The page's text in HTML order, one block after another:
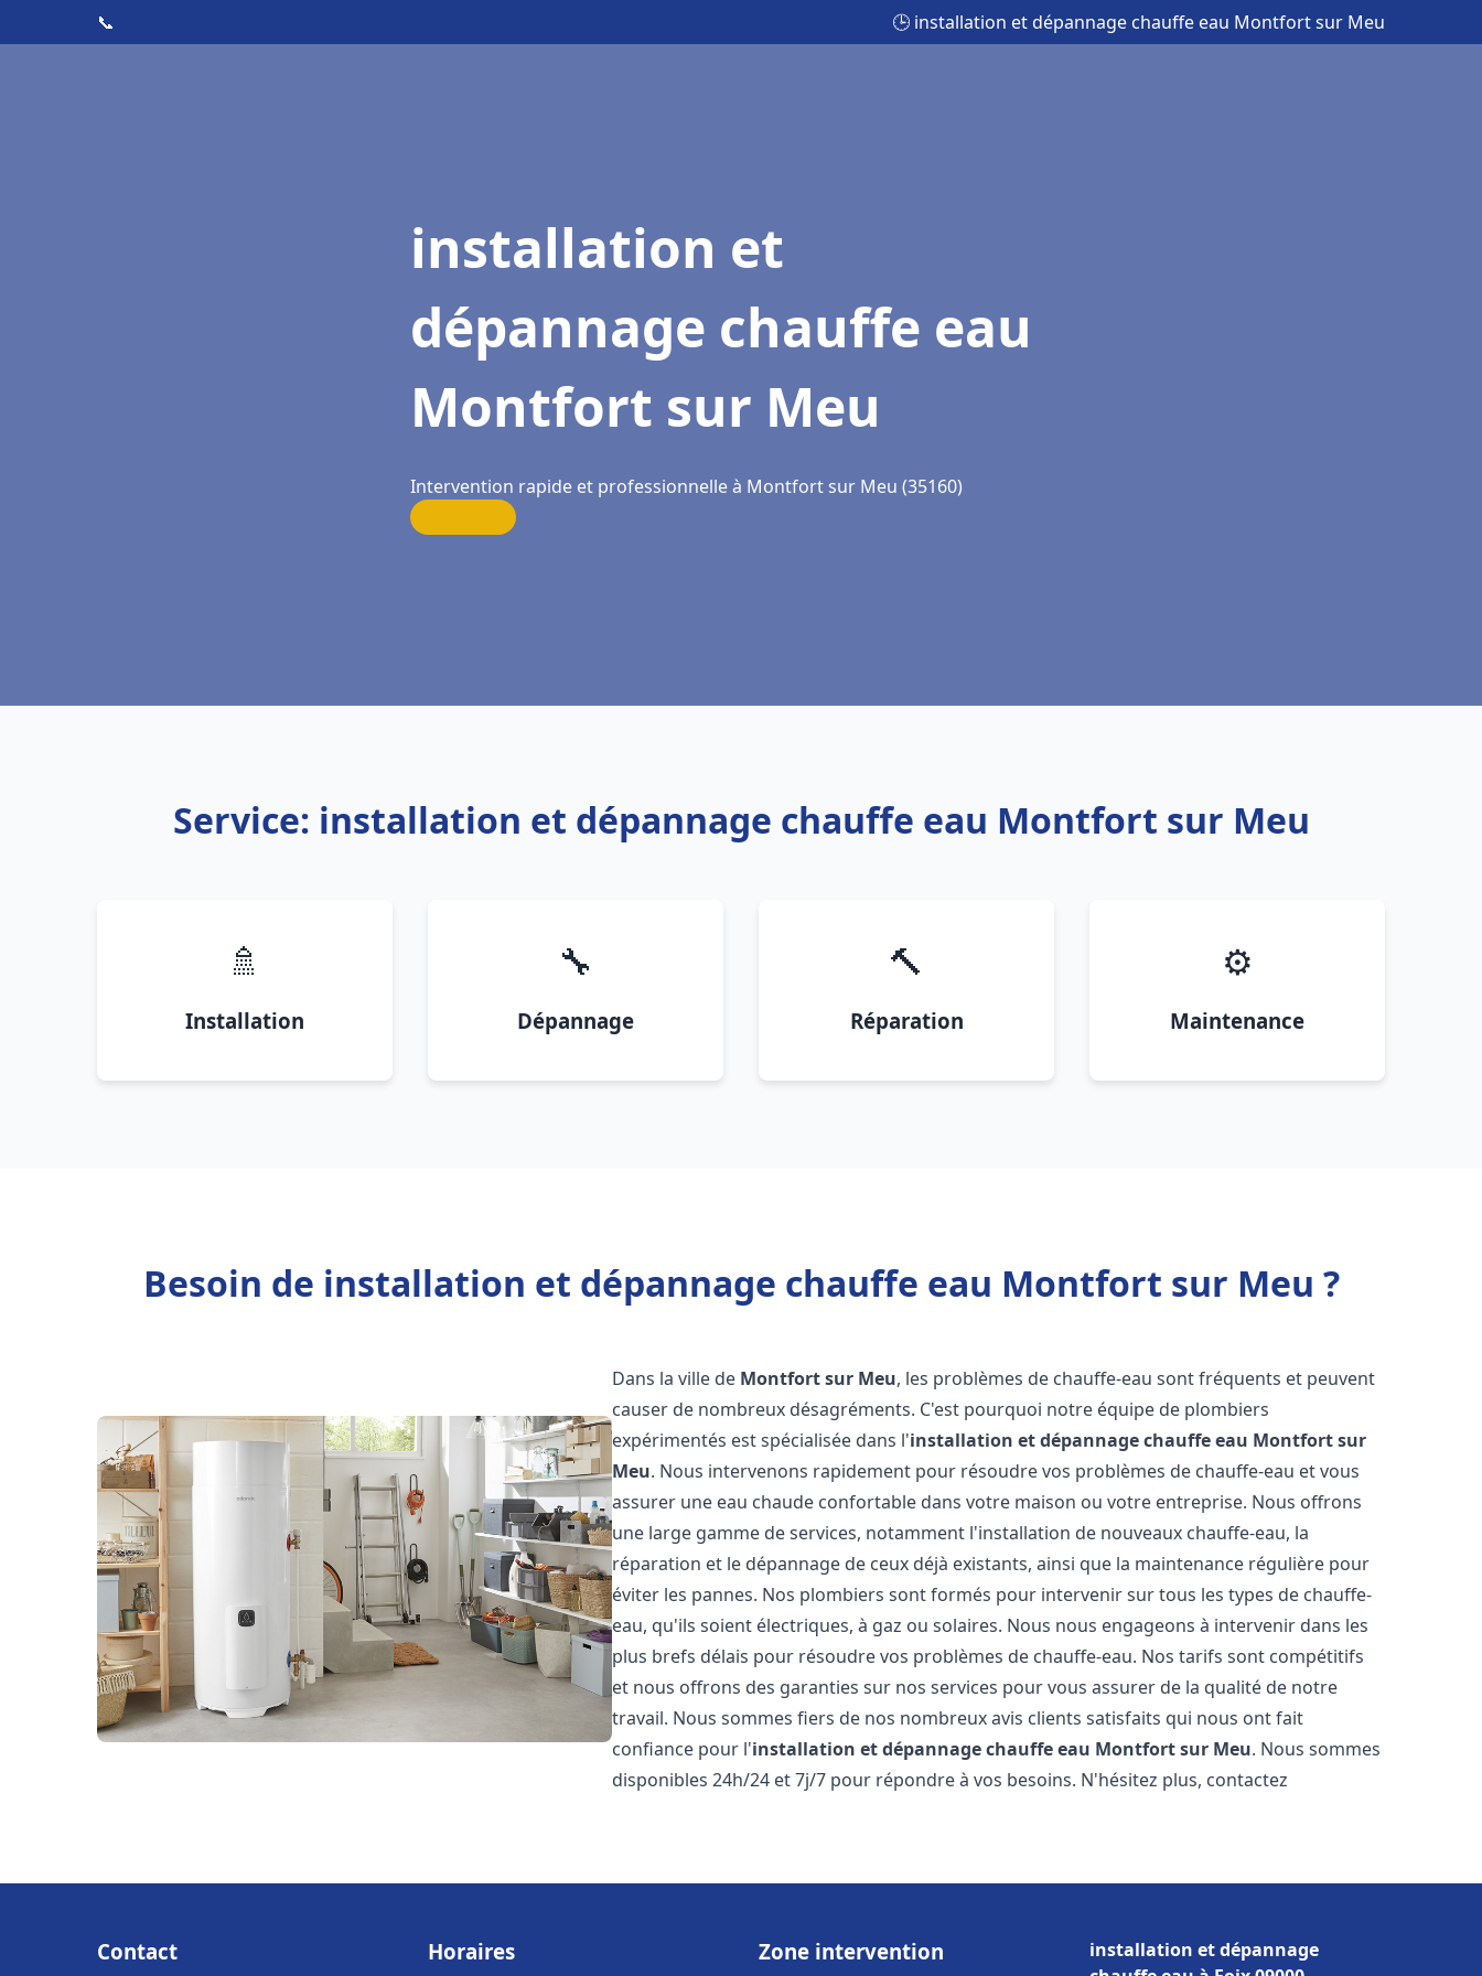
📞 🕒 installation et dépannage chauffe eau Montfort sur Meu
installation et
dépannage chauffe eau
Montfort sur Meu
Intervention rapide et professionnelle à Montfort sur Meu (35160)
Service: installation et dépannage chauffe eau Montfort sur Meu
🚿
Installation
🔧
Dépannage
🔨
Réparation
⚙️
Maintenance
Besoin de installation et dépannage chauffe eau Montfort sur Meu ?
Dans la ville de Montfort sur Meu, les problèmes de chauffe-eau sont fréquents et peuvent
causer de nombreux désagréments. C'est pourquoi notre équipe de plombiers
expérimentés est spécialisée dans l'installation et dépannage chauffe eau Montfort sur
Meu. Nous intervenons rapidement pour résoudre vos problèmes de chauffe-eau et vous
assurer une eau chaude confortable dans votre maison ou votre entreprise. Nous offrons
une large gamme de services, notamment l'installation de nouveaux chauffe-eau, la
réparation et le dépannage de ceux déjà existants, ainsi que la maintenance régulière pour
éviter les pannes. Nos plombiers sont formés pour intervenir sur tous les types de chauffe-
eau, qu'ils soient électriques, à gaz ou solaires. Nous nous engageons à intervenir dans les
plus brefs délais pour résoudre vos problèmes de chauffe-eau. Nos tarifs sont compétitifs
et nous offrons des garanties sur nos services pour vous assurer de la qualité de notre
travail. Nous sommes fiers de nos nombreux avis clients satisfaits qui nous ont fait
confiance pour l'installation et dépannage chauffe eau Montfort sur Meu. Nous sommes
disponibles 24h/24 et 7j/7 pour répondre à vos besoins. N'hésitez plus, contactez
Contact Horaires Zone intervention
installation et dépannage